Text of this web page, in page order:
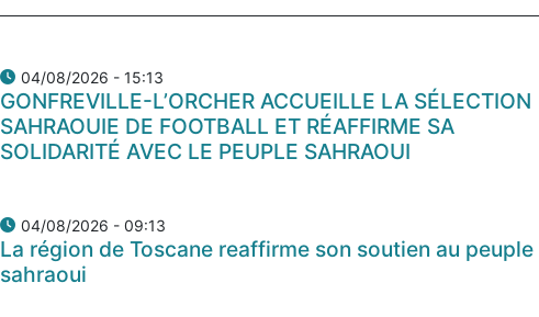
04/08/2026 - 15:13
GONFREVILLE-L’ORCHER ACCUEILLE LA SÉLECTION
SAHRAOUIE DE FOOTBALL ET RÉAFFIRME SA
SOLIDARITÉ AVEC LE PEUPLE SAHRAOUI
04/08/2026 - 09:13
La région de Toscane reaffirme son soutien au peuple
sahraoui